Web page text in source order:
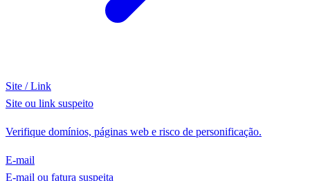
Site / Link
Site ou link suspeito
Verifique domínios, páginas web e risco de personificação.
E-mail
E-mail ou fatura suspeita